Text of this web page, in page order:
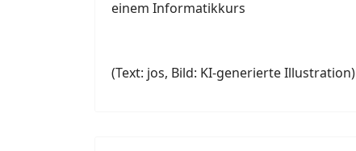
einem Informatikkurs
(Text: jos, Bild: KI-generierte Illustration)